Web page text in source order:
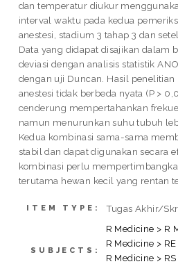
dan temperatur diukur
interval waktu pada kedua
anestesi, stadium 3 tahap 3 dan
Data yang didapat disajikan dalam
deviasi dengan analisis statistik
dengan uji Duncan. Hasil
anestesi tidak berbeda nyata (P >
cenderung mempertahankan
namun menurunkan suhu tubuh
Kedua kombinasi sama-sama
stabil dan dapat digunakan secara
kombinasi perlu
terutama hewan kecil yang rentan
ITEM TYPE: Tugas Akhir/
SUBJECTS:
R Medicine > R
R Medicine >
R Medicine >